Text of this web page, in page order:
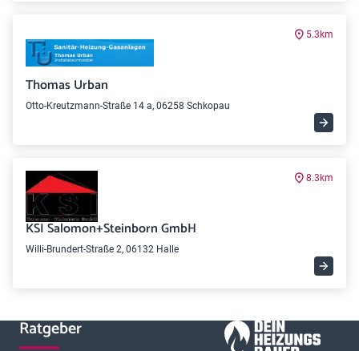
5.3km
Thomas Urban
Otto-Kreutzmann-Straße 14 a, 06258 Schkopau
8.3km
KSI Salomon+Steinborn GmbH
Willi-Brundert-Straße 2, 06132 Halle
Ratgeber